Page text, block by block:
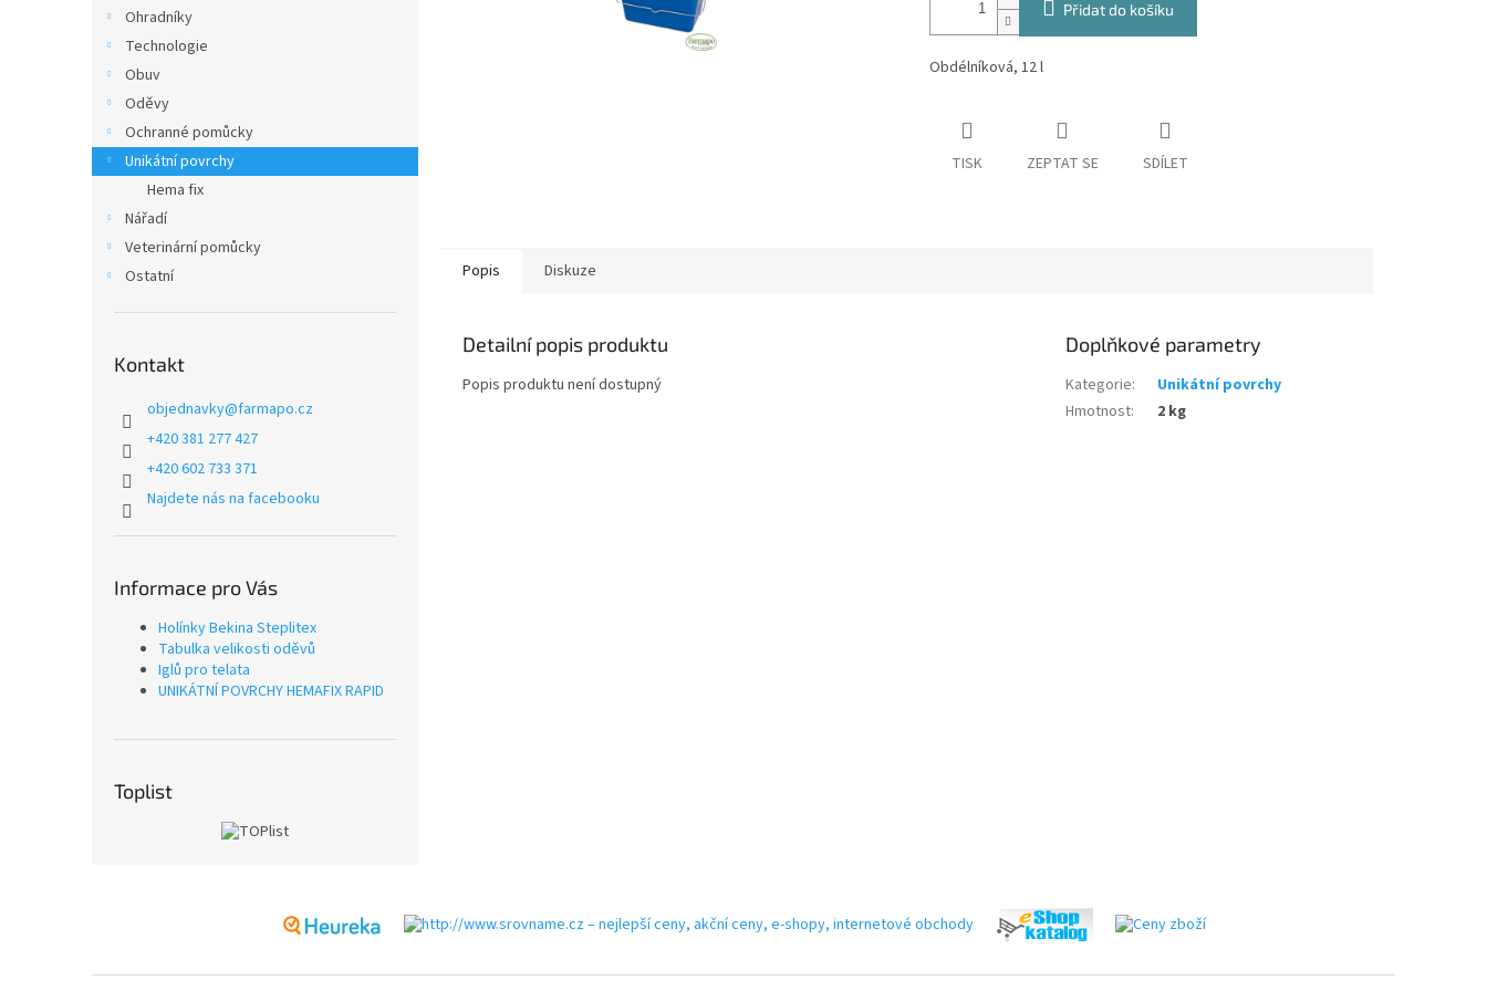
Ohradníky
Technologie
Obuv
Oděvy
Ochranné pomůcky
Unikátní povrchy
Hema fix
Nářadí
Veterinární pomůcky
Ostatní
Kontakt
objednavky@farmapo.cz
+420 381 277 427
+420 602 733 371
Najdete nás na facebooku
Informace pro Vás
Holínky Bekina Steplitex
Tabulka velikosti oděvů
Iglů pro telata
UNIKÁTNÍ POVRCHY HEMAFIX RAPID
Toplist
Přidat do košíku
Obdélníková, 12 l
TISK ZEPTAT SE SDÍLET
Popis Diskuze
Detailní popis produktu
Popis produktu není dostupný
Doplňkové parametry
Kategorie:
Unikátní povrchy
Hmotnost: 2 kg